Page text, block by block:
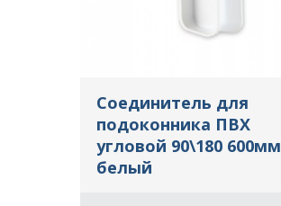
Соединитель для
подоконника ПВХ
угловой 90\180 600мм
белый